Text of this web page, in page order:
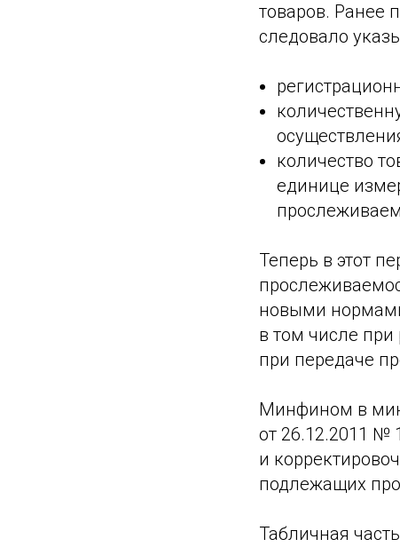
товаров. Ранее
следовало
количество
единице
Теперь в этот
новыми
в том числе при
при передаче
Минфином в
от 26.12.2011 №
и
подлежащих
Табличная